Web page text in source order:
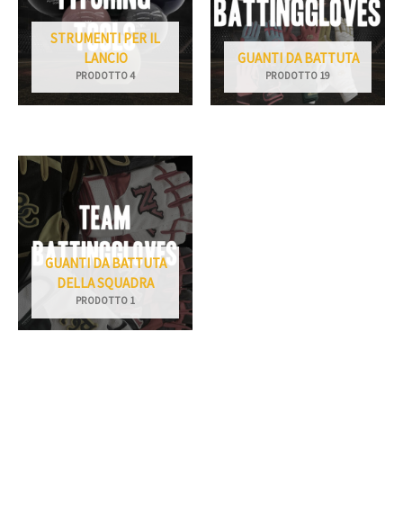
STRUMENTI PER IL
LANCIO
PRODOTTO 4
GUANTI DA BATTUTA
PRODOTTO 19
GUANTI DA BATTUTA
DELLA SQUADRA
PRODOTTO 1